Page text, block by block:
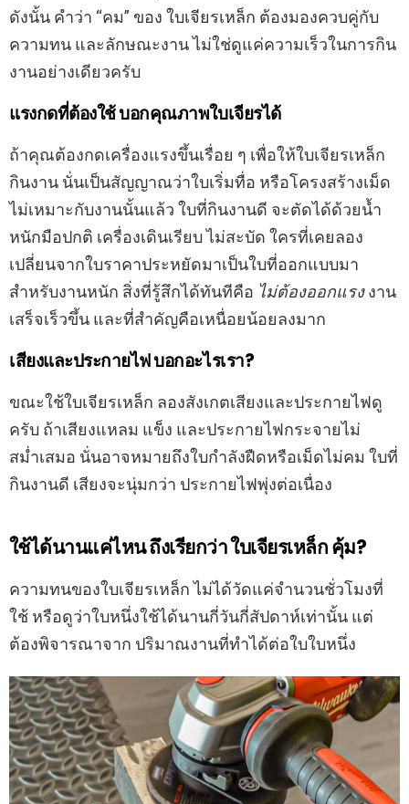
ดังนั้น คำว่า “คม” ของ ใบเจียรเหล็ก ต้องมองควบคู่กับ
ความทน และลักษณะงาน ไม่ใช่ดูแค่ความเร็วในการกิน
งานอย่างเดียวครับ
แรงกดที่ต้องใช้ บอกคุณภาพใบเจียรได้
ถ้าคุณต้องกดเครื่องแรงขึ้นเรื่อย ๆ เพื่อให้ใบเจียรเหล็ก
กินงาน นั่นเป็นสัญญาณว่าใบเริ่มทื่อ หรือโครงสร้างเม็ด
ไม่เหมาะกับงานนั้นแล้ว ใบที่กินงานดี จะตัดได้ด้วยน้ำ
หนักมือปกติ เครื่องเดินเรียบ ไม่สะบัด ใครที่เคยลอง
เปลี่ยนจากใบราคาประหยัดมาเป็นใบที่ออกแบบมา
สำหรับงานหนัก สิ่งที่รู้สึกได้ทันทีคือ ไม่ต้องออกแรงงาน
เสร็จเร็วขึ้น และที่สำคัญคือเหนื่อยน้อยลงมาก
เสียงและประกายไฟ บอกอะไรเรา?
ขณะใช้ใบเจียรเหล็ก ลองสังเกตเสียงและประกายไฟดู
ครับ ถ้าเสียงแหลม แข็ง และประกายไฟกระจายไม่
สม่ำเสมอ นั่นอาจหมายถึงใบกำลังฝืดหรือเม็ดไม่คม ใบที่
กินงานดี เสียงจะนุ่มกว่า ประกายไฟพุ่งต่อเนื่อง
ใช้ได้นานแค่ไหน ถึงเรียกว่า ใบเจียรเหล็ก คุ้ม?
ความทนของใบเจียรเหล็ก ไม่ได้วัดแค่จำนวนชั่วโมงที่
ใช้ หรือดูว่าใบหนึ่งใช้ได้นานกี่วันกี่สัปดาห์เท่านั้น แต่
ต้องพิจารณาจาก ปริมาณงานที่ทำได้ต่อใบใบหนึ่ง